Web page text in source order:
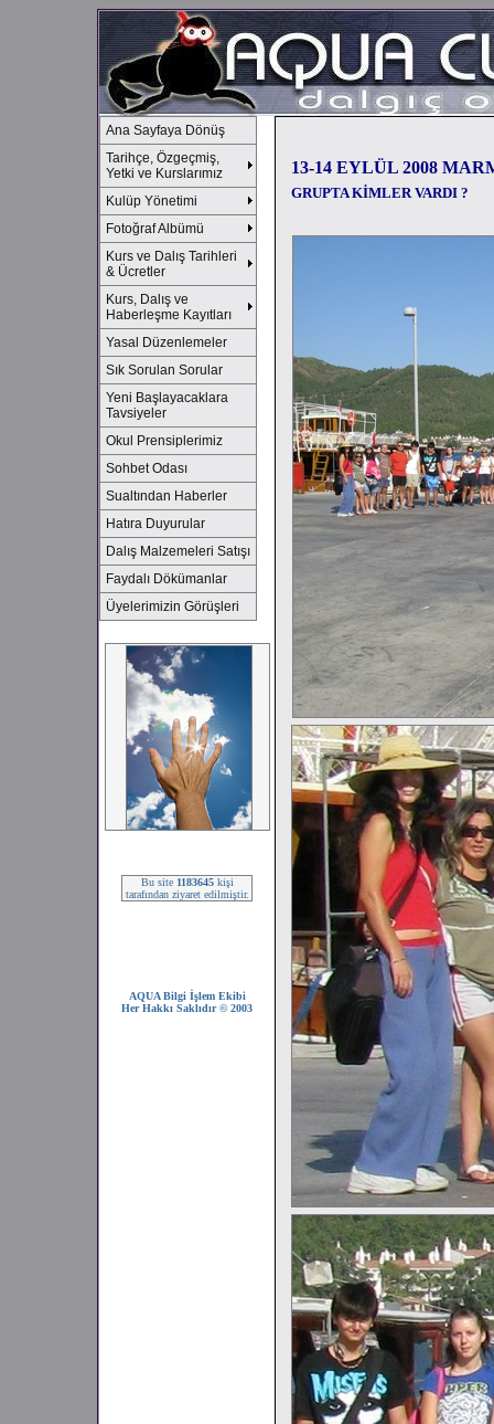
Ana Sayfaya Dönüş
Tarihçe, Özgeçmiş,
Yetki ve Kurslarımız
Kulüp Yönetimi
Fotoğraf Albümü
Kurs ve Dalış Tarihleri
& Ücretler
Kurs, Dalış ve
Haberleşme Kayıtları
Yasal Düzenlemeler
Sık Sorulan Sorular
Yeni Başlayacaklara
Tavsiyeler
Okul Prensiplerimiz
Sohbet Odası
Sualtından Haberler
Hatıra Duyurular
Dalış Malzemeleri Satışı
Faydalı Dökümanlar
Üyelerimizin Görüşleri
Bu site 1183645kişi
tarafından ziyaret edilmiştir.
AQUA Bilgi İşlem Ekibi
Her Hakkı Saklıdır © 2003
13-14 EYLÜL 2008
GRUPTA KİMLER VARDI ?